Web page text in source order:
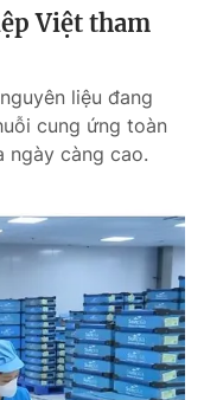
Việt tham
liệu đang
cung ứng toàn
ngày càng cao.